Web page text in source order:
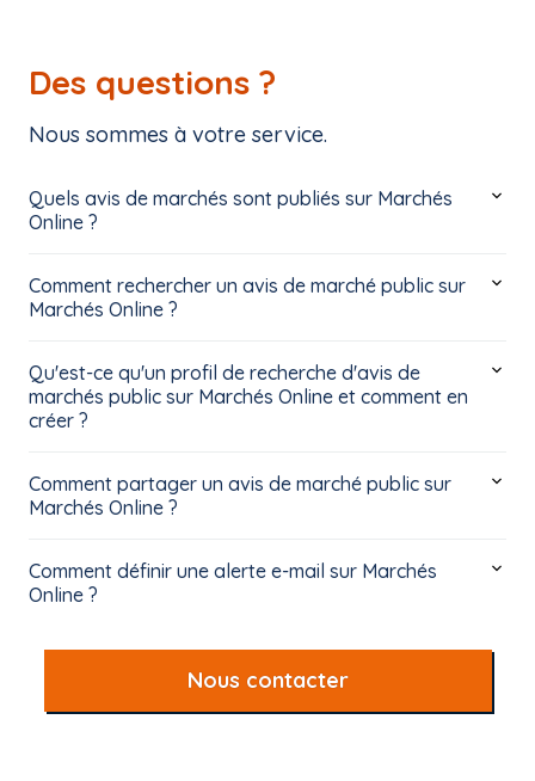
Des questions ?
Nous sommes à votre service.
Quels avis de marchés sont publiés sur Marchés
Online ?
Comment rechercher un avis de marché public sur
Marchés Online ?
Qu'est-ce qu'un profil de recherche d'avis de
marchés public sur Marchés Online et comment en
créer ?
Comment partager un avis de marché public sur
Marchés Online ?
Comment définir une alerte e-mail sur Marchés
Online ?
Nous contacter